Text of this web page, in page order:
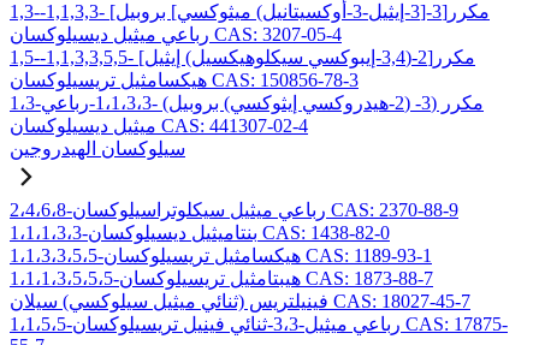
1,3-مكرر[3-[3-إيثيل-3-أوكسيتانيل) ميثوكسي] بروبيل] -1,1,3,3-
رباعي ميثيل ديسيلوكسان CAS: 3207-05-4
1,5-مكرر[2-(3,4-إيبوكسي سيكلوهيكسيل) إيثيل] -1,1,3,3,5,5-
هيكسامثيل تريسيلوكسان CAS: 150856-78-3
1،3-مكرر (3- (2-هيدروكسي إيثوكسي) بروبيل) -1،1،3،3-رباعي
ميثيل ديسيلوكسان CAS: 441307-02-4
سيلوكسان الهيدروجين
2،4،6،8-رباعي ميثيل سيكلوتراسيلوكسان CAS: 2370-88-9
1،1،1،3،3-بنتاميثيل ديسيلوكسان CAS: 1438-82-0
1،1،3،3،5،5-هيكسامثيل تريسيلوكسان CAS: 1189-93-1
1،1،1،3،5،5،5-هيبتامثيل تريسيلوكسان CAS: 1873-88-7
فينيلتريس (ثنائي ميثيل سيلوكسي) سيلان CAS: 18027-45-7
1،1،5،5-رباعي ميثيل-3،3-ثنائي فينيل تريسيلوكسان CAS: 17875-